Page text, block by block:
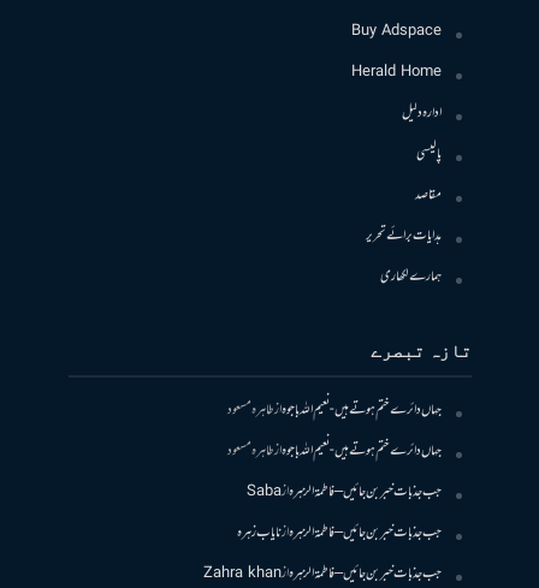
Buy Adspace
Herald Home
ادارہ دلیل
پالیسی
مقاصد
ہدایات برائے تحریر
ہمارے لکھاری
تازہ تبصرے
جہاں دائرے ختم ہوتے ہیں- نعیم اللہ باجوہازطاہرہ مسعود
جہاں دائرے ختم ہوتے ہیں- نعیم اللہ باجوہازطاہرہ مسعود
جب جذبات خبر بن جائیں – فاطمۃالزہرہازSaba
جب جذبات خبر بن جائیں – فاطمۃالزہرہازنایاب زہرہ
جب جذبات خبر بن جائیں – فاطمۃالزہرہازZahra khan